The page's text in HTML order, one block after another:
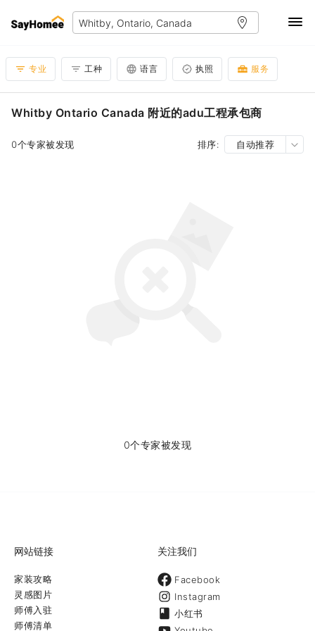
专业 工种 语言 执照 服务
Whitby Ontario Canada 附近的adu工程承包商
0个专家被发现 排序: 自动推荐
0个专家被发现
网站链接
家装攻略
灵感图片
师傅入驻
师傅清单
关注我们
Facebook
Instagram
小红书